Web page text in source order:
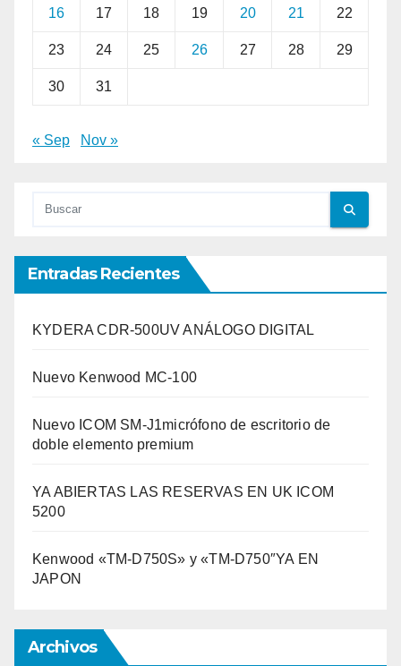
16 17 18 19 20 21 22
23 24 25 26 27 28 29
30 31
« Sep Nov »
Entradas Recientes
KYDERA CDR-500UV ANÁLOGO DIGITAL
Nuevo Kenwood MC-100
Nuevo ICOM SM-J1micrófono de escritorio de
doble elemento premium
YA ABIERTAS LAS RESERVAS EN UK ICOM
5200
Kenwood «TM-D750S» y «TM-D750″YA EN
JAPON
Archivos